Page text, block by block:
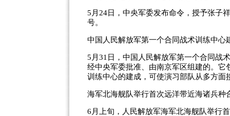
5月24日，中央军委发布命令，授予张子
号。
中国人民解放军第一个合同战术训练中心
5月31日，中国人民解放军第一个合同战
经中央军委批准、由南京军区组建的。
训练中心的建成，可使演习部队从多方面
海军北海舰队举行首次远洋带近海诸兵种
6月上旬，人民解放军海军北海舰队举行